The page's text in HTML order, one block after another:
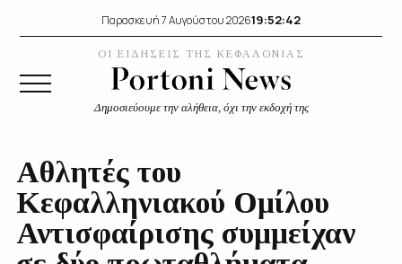
Παρασκευή 7 Αυγούστου 202619:52:43
ΟΙ ΕΙΔΗΣΕΙΣ ΤΗΣ ΚΕΦΑΛΟΝΙΑΣ
Δημοσιεύουμε την αλήθεια, όχι την εκδοχή της
Αθλητές του
Κεφαλληνιακού Ομίλου
Αντισφαίρισης συμμείχαν